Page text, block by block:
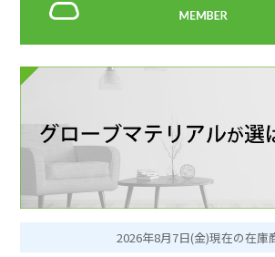
2026年8月7日(金)現在の在庫